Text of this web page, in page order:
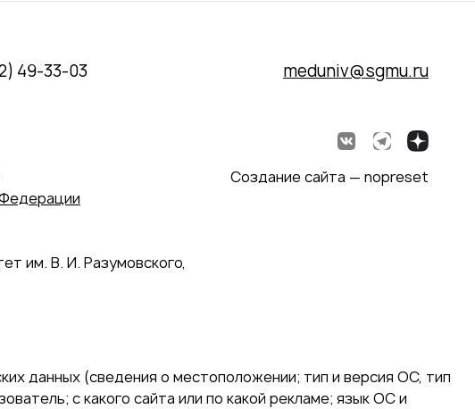
49-33-03 meduniv@sgmu.ru
им. В. И. Разумовского,
Создание сайта — nopreset
данных (сведения о местоположении; тип и версия ОС, тип
с какого сайта или по какой рекламе; язык ОС и